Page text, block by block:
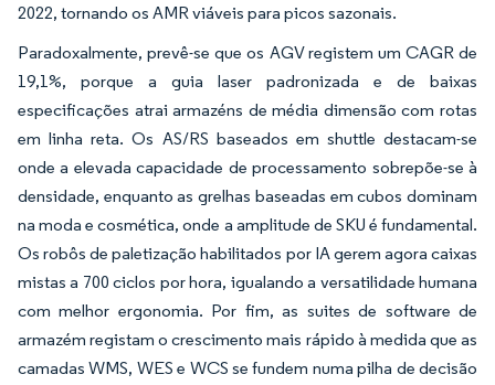
2022, tornando os AMR viáveis para picos sazonais.
Paradoxalmente, prevê-se que os AGV registem um CAGR de
19,1%, porque a guia laser padronizada e de baixas
especificações atrai armazéns de média dimensão com rotas
em linha reta. Os AS/RS baseados em shuttle destacam-se
onde a elevada capacidade de processamento sobrepõe-se à
densidade, enquanto as grelhas baseadas em cubos dominam
na moda e cosmética, onde a amplitude de SKU é fundamental.
Os robôs de paletização habilitados por IA gerem agora caixas
mistas a 700 ciclos por hora, igualando a versatilidade humana
com melhor ergonomia. Por fim, as suites de software de
armazém registam o crescimento mais rápido à medida que as
camadas WMS, WES e WCS se fundem numa pilha de decisão